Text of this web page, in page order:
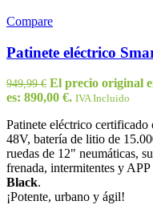
Compare
Patinete eléctrico
949,99€ El precio original
es: 890,00 €. IVA Incluido
Patinete eléctrico
48V, batería de litio de
ruedas de 12" neumáticas,
frenada, intermitentes y
Black.
¡Potente, urbano y ágil!